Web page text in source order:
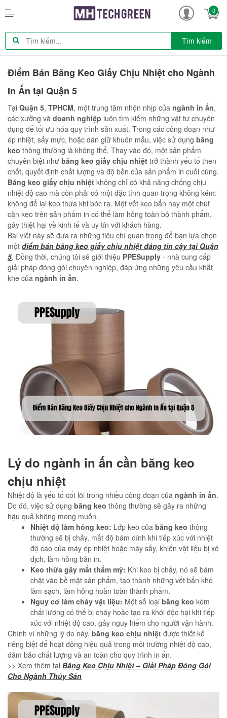
0
Tìm kiếm
Điểm Bán Băng Keo Giấy Chịu Nhiệt cho Ngành
In Ấn tại Quận 5
Tại Quận 5, TPHCM, một trung tâm nhộn nhịp của ngành in ấn,
các xưởng và doanh nghiệp luôn tìm kiếm những vật tư chuyên
dụng để tối ưu hóa quy trình sản xuất. Trong các công đoạn như
ép nhiệt, sấy mực, hoặc dán giữ khuôn mẫu, việc sử dụng băng
keo thông thường là không thể. Thay vào đó, một sản phẩm
chuyên biệt như băng keo giấy chịu nhiệt trở thành yếu tố then
chốt, quyết định chất lượng và độ bền của sản phẩm in cuối cùng.
Băng keo giấy chịu nhiệt không chỉ có khả năng chống chịu
nhiệt độ cao mà còn phải có một đặc tính quan trọng không kém:
không để lại keo thừa khi bóc ra. Một vết keo bẩn hay một chút
cặn keo trên sản phẩm in có thể làm hỏng toàn bộ thành phẩm,
gây thiệt hại về kinh tế và uy tín với khách hàng.
Bài viết này sẽ đưa ra những tiêu chí quan trọng để bạn lựa chọn
một điểm bán băng keo giấy chịu nhiệt đáng tin cậy tại Quận
5. Đồng thời, chúng tôi sẽ giới thiệu PPESupply - nhà cung cấp
giải pháp đóng gói chuyên nghiệp, đáp ứng những yêu cầu khắt
khe của ngành in ấn.
Lý do ngành in ấn cần băng keo
chịu nhiệt
Nhiệt độ là yếu tố cốt lõi trong nhiều công đoạn của ngành in ấn.
Do đó, việc sử dụng băng keo thông thường sẽ gây ra những
hậu quả không mong muốn.
Nhiệt độ làm hỏng keo: Lớp keo của băng keo thông
thường sẽ bị chảy, mất độ bám dính khi tiếp xúc với nhiệt
độ cao của máy ép nhiệt hoặc máy sấy, khiến vật liệu bị xê
dịch, làm hỏng bản in.
Keo thừa gây mất thẩm mỹ: Khi keo bị chảy, nó sẽ bám
chặt vào bề mặt sản phẩm, tạo thành những vết bẩn khó
làm sạch, làm hỏng hoàn toàn thành phẩm.
Nguy cơ làm cháy vật liệu: Một số loại băng keo kém
chất lượng có thể bị cháy hoặc tạo ra khói độc hại khi tiếp
xúc với nhiệt độ cao, gây nguy hiểm cho người vận hành.
Chính vì những lý do này, băng keo chịu nhiệt được thiết kế
riêng biệt để hoạt động hiệu quả trong môi trường nhiệt độ cao,
đảm bảo chất lượng và an toàn cho quy trình in ấn.
>> Xem thêm tại Băng Keo Chịu Nhiệt – Giải Pháp Đóng Gói
Cho Ngành Thủy Sản